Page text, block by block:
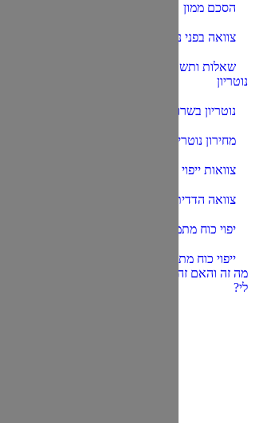
הסכם ממון
צוואה בפני נוטריון
שאלות ותשובות:
נוטריון
נוטריון בשרון
מחירון נוטריון
צוואות ייפוי כח
צוואה הדדית
יפוי כוח מתמשך
ייפוי כוח מתמשך –
מה זה והאם זה מתאים
לי?